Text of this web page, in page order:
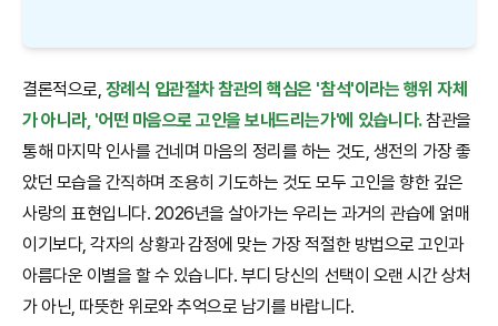
결론적으로, 장례식 입관절차 참관의 핵심은 '참석'이라는 행위 자체
가 아니라, '어떤 마음으로 고인을 보내드리는가'에 있습니다.참관을
통해 마지막 인사를 건네며 마음의 정리를 하는 것도, 생전의 가장 좋
았던 모습을 간직하며 조용히 기도하는 것도 모두 고인을 향한 깊은
사랑의 표현입니다. 2026년을 살아가는 우리는 과거의 관습에 얽매
이기보다, 각자의 상황과 감정에 맞는 가장 적절한 방법으로 고인과
아름다운 이별을 할 수 있습니다. 부디 당신의 선택이 오랜 시간 상처
가 아닌, 따뜻한 위로와 추억으로 남기를 바랍니다.